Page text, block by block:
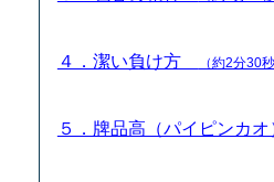
４．潔い負け方 （約2分30秒
５．牌品高（パイピンカ